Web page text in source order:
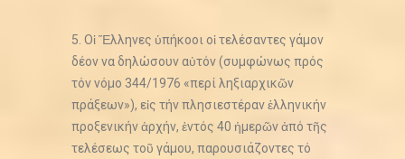
5. Οἱ Ἕλληνες ὑπήκοοι οἱ τελέσαντες γάμον
δέον να δηλώσουν αὐτόν (συμφώνως πρός
τόν νόμο 344/1976 «περί ληξιαρχικῶν
πράξεων»), εἰς τήν πλησιεστέραν ἑλληνικήν
προξενικήν ἀρχήν, ἐντός 40 ἡμερῶν ἀπό τῆς
τελέσεως τοῦ γάμου, παρουσιάζοντες τό